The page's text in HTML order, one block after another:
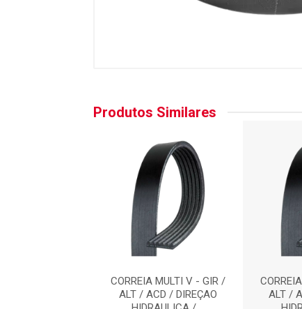
Produtos Similares
CORREIA MULTI V - GIR /
ALT / ACD / DIREÇAO
ALT /